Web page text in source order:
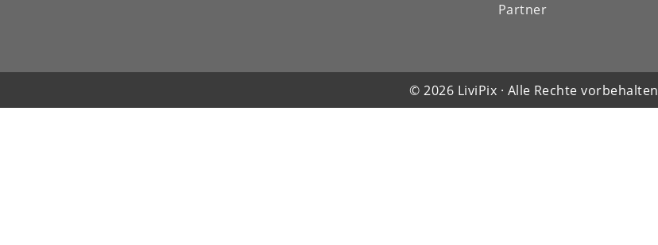
Partner
© 2026 LiviPix · Alle Rechte vorbehalten